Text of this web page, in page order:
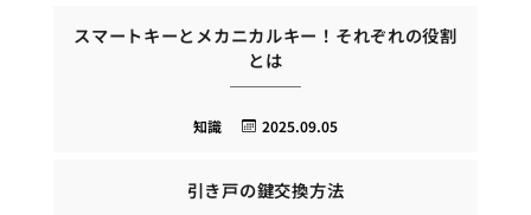
スマートキーとメカニカルキー！それぞれの役割
とは
2025.09.05
知識
引き戸の鍵交換方法